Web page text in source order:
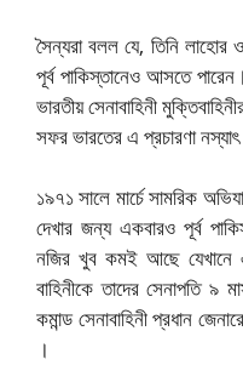
সৈন্যরা বলল যে, তিনি লাহোর
পূর্ব পাকিস্তানেও আসতে পারেন।
ভারতীয় সেনাবাহিনী
সফর ভারতের এ প্রচারণা
১৯৭১ সালে মার্চে সামরিক
দেখার জন্য একবারও পূর্ব
নজির খুব কমই আছে যেখানে
বাহিনীকে তাদের সেনাপতি ৯
কমান্ড সেনাবাহিনী প্রধান
।